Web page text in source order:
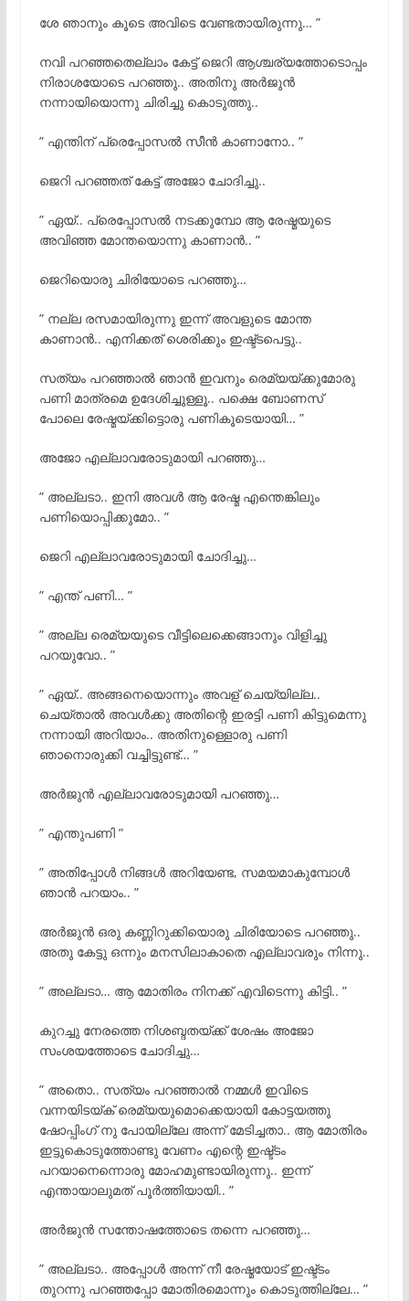
ശേ ഞാനും കൂടെ അവിടെ വേണ്ടതായിരുന്നു… ”
നവി പറഞ്ഞതെല്ലാം കേട്ട് ജെറി ആശ്ചര്യത്തോടൊപ്പം
നിരാശയോടെ പറഞ്ഞു.. അതിനു അർജുൻ
നന്നായിയൊന്നു ചിരിച്ചു കൊടുത്തു..
” എന്തിന് പ്രെപ്പോസൽ സീൻ കാണാനോ.. ”
ജെറി പറഞ്ഞത് കേട്ട് അജോ ചോദിച്ചു..
” ഏയ്‌.. പ്രെപ്പോസൽ നടക്കുമ്പോ ആ രേഷ്മയുടെ
അവിഞ്ഞ മോന്തയൊന്നു കാണാൻ.. ”
ജെറിയൊരു ചിരിയോടെ പറഞ്ഞു…
” നല്ല രസമായിരുന്നു ഇന്ന് അവളുടെ മോന്ത
കാണാൻ.. എനിക്കത് ശെരിക്കും ഇഷ്ട്ടപെട്ടു..
സത്യം പറഞ്ഞാൽ ഞാൻ ഇവനും രെമ്യയ്ക്കുമോരു
പണി മാത്രമെ ഉദേശിച്ചുള്ളൂ.. പക്ഷെ ബോണസ്
പോലെ രേഷ്മയ്ക്കിട്ടൊരു പണികൂടെയായി… ”
അജോ എല്ലാവരോടുമായി പറഞ്ഞു…
” അല്ലടാ.. ഇനി അവൾ ആ രേഷ്മ എന്തെങ്കിലും
പണിയൊപ്പിക്കുമോ.. ”
ജെറി എല്ലാവരോടുമായി ചോദിച്ചു…
” എന്ത്‌ പണി… ”
” അല്ല രെമ്യയുടെ വീട്ടിലെക്കെങ്ങാനും വിളിച്ചു
പറയുവോ.. ”
” ഏയ്‌.. അങ്ങനെയൊന്നും അവള് ചെയ്യില്ല..
ചെയ്താൽ അവൾക്കു അതിന്റെ ഇരട്ടി പണി കിട്ടുമെന്നു
നന്നായി അറിയാം.. അതിനുള്ളൊരു പണി
ഞാനൊരുക്കി വച്ചിട്ടുണ്ട്… ”
അർജുൻ എല്ലാവരോടുമായി പറഞ്ഞു…
” എന്തുപണി ”
” അതിപ്പോൾ നിങ്ങൾ അറിയേണ്ട, സമയമാകുമ്പോൾ
ഞാൻ പറയാം.. ”
അർജുൻ ഒരു കണ്ണിറുക്കിയൊരു ചിരിയോടെ പറഞ്ഞു..
അതു കേട്ടു ഒന്നും മനസിലാകാതെ എല്ലാവരും നിന്നു..
” അല്ലടാ… ആ മോതിരം നിനക്ക് എവിടെന്നു കിട്ടി.. ”
കുറച്ചു നേരത്തെ നിശബ്ദതയ്ക്ക് ശേഷം അജോ
സംശയത്തോടെ ചോദിച്ചു…
” അതൊ.. സത്യം പറഞ്ഞാൽ നമ്മൾ ഇവിടെ
വന്നയിടയ്ക് രെമ്യയുമൊക്കെയായി കോട്ടയത്തു
ഷോപ്പിംഗ് നു പോയില്ലേ അന്ന് മേടിച്ചതാ.. ആ മോതിരം
ഇട്ടുകൊടുത്തോണ്ടു വേണം എന്റെ ഇഷ്ട്ടം
പറയാനെന്നൊരു മോഹമുണ്ടായിരുന്നു.. ഇന്ന്
എന്തായാലുമത് പൂർത്തിയായി.. ”
അർജുൻ സന്തോഷത്തോടെ തന്നെ പറഞ്ഞു…
” അല്ലടാ.. അപ്പോൾ അന്ന് നീ രേഷ്മയോട് ഇഷ്ട്ടം
തുറന്നു പറഞ്ഞപ്പോ മോതിരമൊന്നും കൊടുത്തില്ലേ… ”